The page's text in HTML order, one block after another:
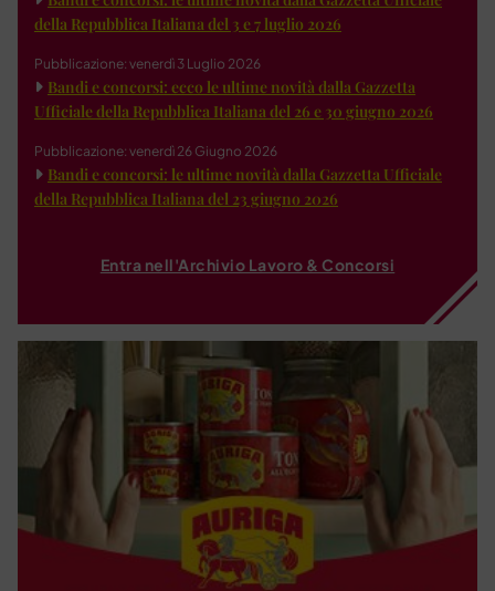
della Repubblica Italiana del 3 e 7 luglio 2026
Pubblicazione: venerdì 3 Luglio 2026
Bandi e concorsi: ecco le ultime novità dalla Gazzetta
Ufficiale della Repubblica Italiana del 26 e 30 giugno 2026
Pubblicazione: venerdì 26 Giugno 2026
Bandi e concorsi: le ultime novità dalla Gazzetta Ufficiale
della Repubblica Italiana del 23 giugno 2026
Entra nell'Archivio Lavoro & Concorsi